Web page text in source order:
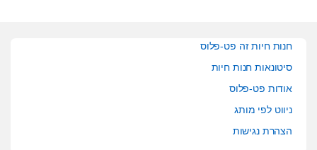
חנות חיות זה פט-פלוס
סיטונאות חנות חיות
אודות פט-פלוס
ניווט לפי מותג
הצהרת נגישות